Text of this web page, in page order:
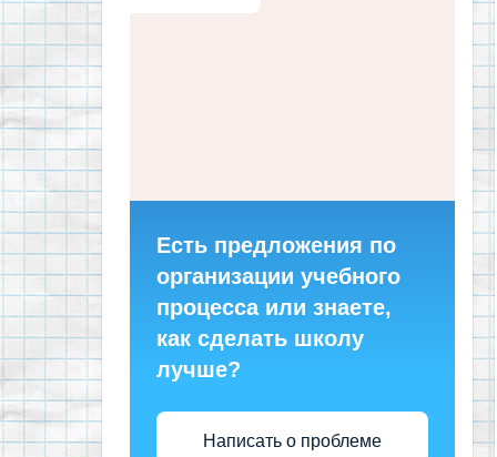
Есть предложения по
организации учебного
процесса или знаете,
как сделать школу
лучше?
Написать о проблеме